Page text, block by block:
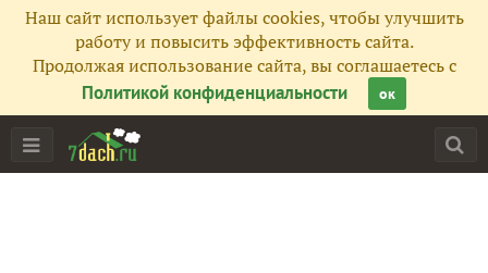
Наш сайт использует файлы cookies, чтобы улучшить
работу и повысить эффективность сайта.
Продолжая использование сайта, вы соглашаетесь с
Политикой конфиденциальности
ок